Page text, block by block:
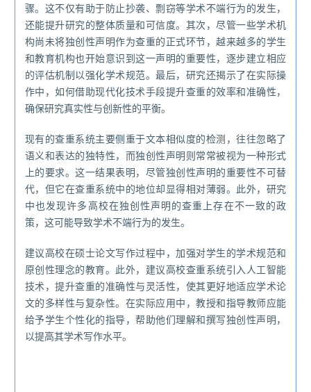
骤。这不仅有助于防止抄袭、剽窃等学术不端行为的发生，
还能提升研究的整体质量和可信度。其次，尽管一些学术机
构尚未将独创性声明作为查重的正式环节，越来越多的学生
和教育机构也开始意识到这一声明的重要性，逐步建立相应
的评估机制以强化学术规范。最后，研究还揭示了在实际操
作中，如何借助现代化技术手段提升查重的效率和准确性，
确保研究真实性与创新性的平衡。
现有的查重系统主要侧重于文本相似度的检测，往往忽略了
语义和表达的独特性，而独创性声明则常常被视为一种形式
上的要求。这一结果表明，尽管独创性声明的重要性不可替
代，但它在查重系统中的地位却显得相对薄弱。此外，研究
中也发现许多高校在独创性声明的查重上存在不一致的政
策，这可能导致学术不端行为的发生。
建议高校在硕士论文写作过程中，加强对学生的学术规范和
原创性理念的教育。此外，建议高校查重系统引入人工智能
技术，提升查重的准确性与灵活性，使其更好地适应学术论
文的多样性与复杂性。在实际应用中，教授和指导教师应能
给予学生个性化的指导，帮助他们理解和撰写独创性声明，
以提高其学术写作水平。